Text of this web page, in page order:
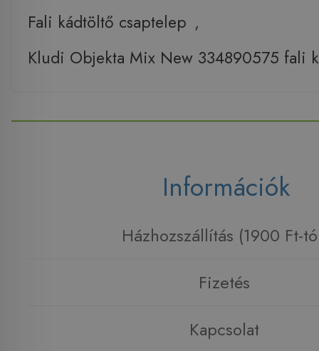
Fali kádtöltő csaptelep ,
Kludi Objekta Mix New 334890575 fali
Információk
Házhozszállítás (1900 Ft-
Fizetés
Kapcsolat